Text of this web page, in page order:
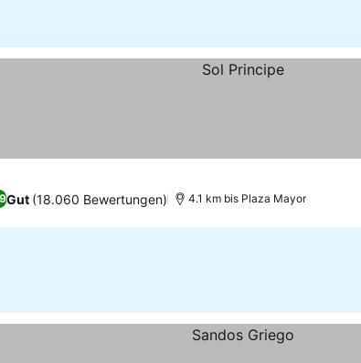
Gut (18.060 Bewertungen) 4.1 km bis Plaza Mayor